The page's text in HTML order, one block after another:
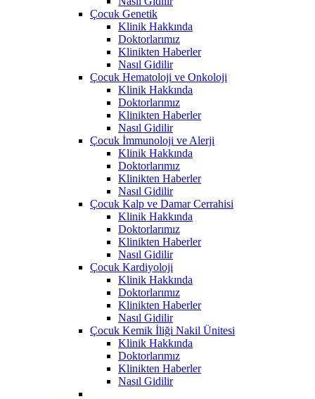
Çocuk Genetik
Klinik Hakkında
Doktorlarımız
Klinikten Haberler
Nasıl Gidilir
Çocuk Hematoloji ve Onkoloji
Klinik Hakkında
Doktorlarımız
Klinikten Haberler
Nasıl Gidilir
Çocuk İmmunoloji ve Alerji
Klinik Hakkında
Doktorlarımız
Klinikten Haberler
Nasıl Gidilir
Çocuk Kalp ve Damar Cerrahisi
Klinik Hakkında
Doktorlarımız
Klinikten Haberler
Nasıl Gidilir
Çocuk Kardiyoloji
Klinik Hakkında
Doktorlarımız
Klinikten Haberler
Nasıl Gidilir
Çocuk Kemik İliği Nakil Ünitesi
Klinik Hakkında
Doktorlarımız
Klinikten Haberler
Nasıl Gidilir